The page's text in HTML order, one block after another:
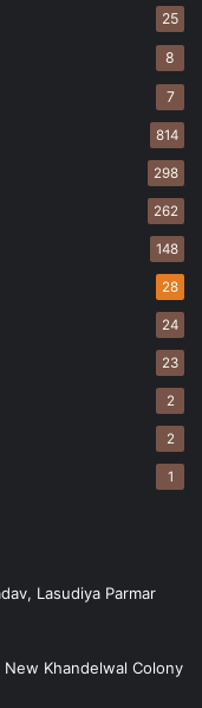
25
8
7
814
298
262
148
28
24
23
2
2
1
Lasudiya Parmar
Khandelwal Colony